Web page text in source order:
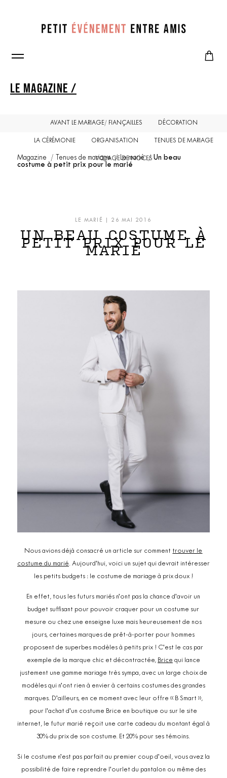
LE MAGAZINE /
AVANT LE MARIAGE/ FIANÇAILLES DÉCORATION
LA CÉRÉMONIE ORGANISATION TENUES DE MARIAGE
VOYAGE DE NOCES
Magazine Tenues de mariage Le marié
Un beau
costume à petit prix pour le marié
LE MARIÉ | 26 MAI 2016
UN BEAU COSTUME À
PETIT PRIX POUR LE
MARIÉ
Nous avions déjà consacré un article sur comment trouver le
costume du marié. Aujourd’hui, voici un sujet qui devrait intéresser
les petits budgets : le costume de mariage à prix doux !
En effet, tous les futurs mariés n’ont pas la chance d’avoir un
budget suffisant pour pouvoir craquer pour un costume sur
mesure ou chez une enseigne luxe mais heureusement de nos
jours, certaines marques de prêt-à-porter pour hommes
proposent de superbes modèles à petits prix ! C’est le cas par
exemple de la marque chic et décontractée, Brice qui lance
justement une gamme mariage très sympa, avec un large choix de
modèles qui n’ont rien à envier à certains costumes des grandes
marques. D’ailleurs, en ce moment avec leur offre « B Smart »,
pour l’achat d’un costume Brice en boutique ou sur le site
internet, le futur marié reçoit une carte cadeau du montant égal à
30% du prix de son costume. Et 20% pour ses témoins.
Si le costume n’est pas parfait au premier coup d’oeil, vous avez la
possibilité de faire reprendre l’ourlet du pantalon ou même des